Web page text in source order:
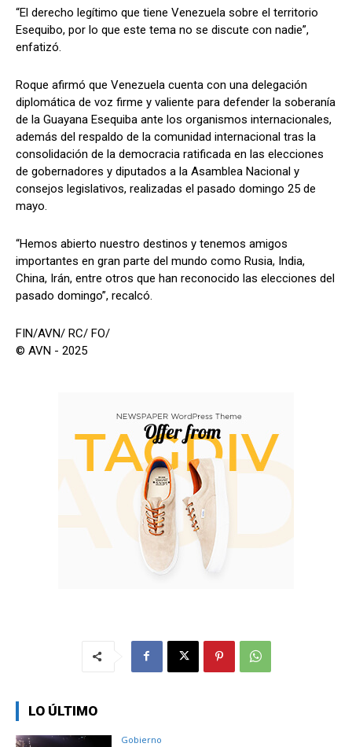
“El derecho legítimo que tiene Venezuela sobre el territorio
Esequibo, por lo que este tema no se discute con nadie”,
enfatizó.
Roque afirmó que Venezuela cuenta con una delegación
diplomática de voz firme y valiente para defender la soberanía
de la Guayana Esequiba ante los organismos internacionales,
además del respaldo de la comunidad internacional tras la
consolidación de la democracia ratificada en las elecciones
de gobernadores y diputados a la Asamblea Nacional y
consejos legislativos, realizadas el pasado domingo 25 de
mayo.
“Hemos abierto nuestro destinos y tenemos amigos
importantes en gran parte del mundo como Rusia, India,
China, Irán, entre otros que han reconocido las elecciones del
pasado domingo”, recalcó.
FIN/AVN/ RC/ FO/
© AVN - 2025
LO ÚLTIMO
Gobierno